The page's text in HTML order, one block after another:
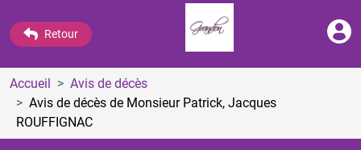
Retour
Accueil
Avis de décès
Avis de décès de Monsieur Patrick, Jacques
ROUFFIGNAC